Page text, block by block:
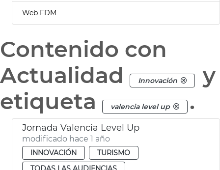
Web FDM
Contenido con
Actualidad
Innovación
y
etiqueta
valencia level up .
Jornada Valencia Level Up
modificado hace 1 año
INNOVACIÓN
TURISMO